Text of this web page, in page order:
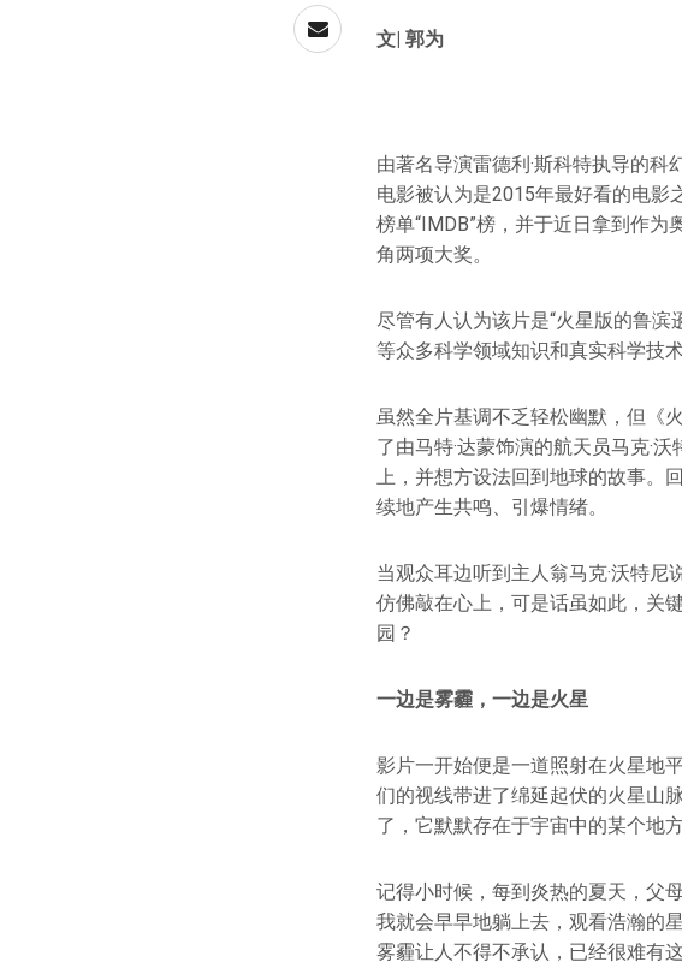
文| 郭为
由著名导演雷德利·斯科特执导的
电影被认为是2015年最好看的电影
榜单“IMDB”榜，并于近日拿到作
角两项大奖。
尽管有人认为该片是“火星版的鲁
等众多科学领域知识和真实科学技
虽然全片基调不乏轻松幽默，但《
了由马特·达蒙饰演的航天员马克·
上，并想方设法回到地球的故事。
续地产生共鸣、引爆情绪。
当观众耳边听到主人翁马克·沃特
仿佛敲在心上，可是话虽如此，关
园？
一边是雾霾，一边是火星
影片一开始便是一道照射在火星地
们的视线带进了绵延起伏的火星山
了，它默默存在于宇宙中的某个地
记得小时候，每到炎热的夏天，父
我就会早早地躺上去，观看浩瀚的
雾霾让人不得不承认，已经很难有这